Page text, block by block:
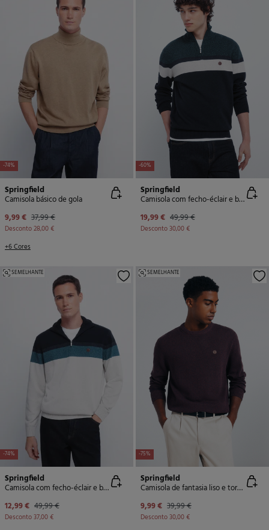
-74%
Springfield
Camisola básico de gola
9,99 € 37,99 €
Desconto28,00 €
+6 Cores
-60%
Springfield
Camisola com fecho-éclair e blocos de cores
19,99 € 49,99 €
Desconto30,00 €
-74%
SEMELHANTE
Springfield
Camisola com fecho-éclair e blocos de cores
12,99 € 49,99 €
Desconto37,00 €
-75%
SEMELHANTE
Springfield
Camisola de fantasia liso e torcida
9,99 € 39,99 €
Desconto30,00 €